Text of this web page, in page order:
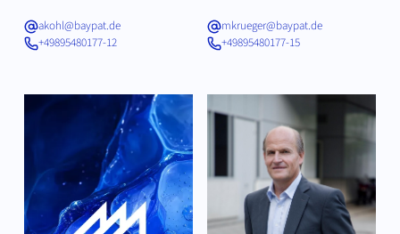
akohl@baypat.de
+49895480177-12
mkrueger@baypat.de
+49895480177-15